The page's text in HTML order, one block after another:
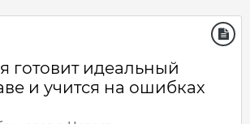
готовит идеальный
и учится на ошибках